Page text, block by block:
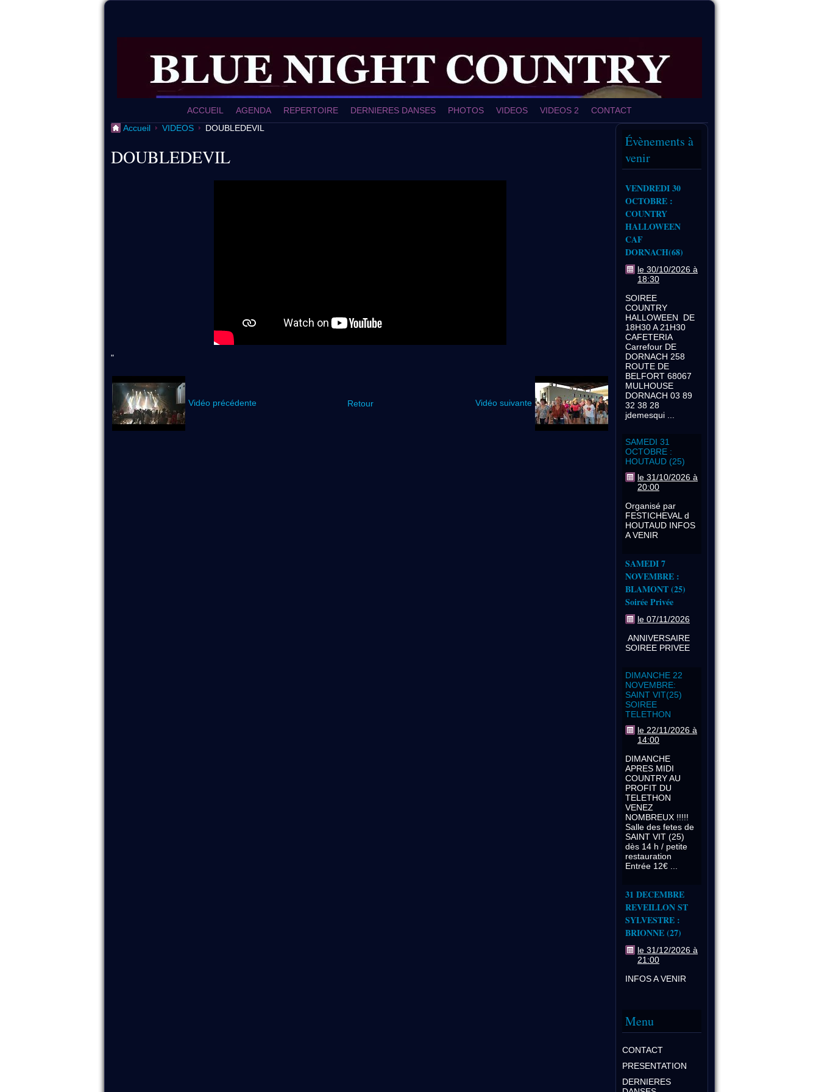
ACCUEIL AGENDA REPERTOIRE DERNIERES DANSES PHOTOS VIDEOS VIDEOS 2
CONTACT
Accueil
VIDEOS DOUBLEDEVIL
DOUBLEDEVIL
"
Vidéo précédente Retour Vidéo suivante
Évènements à
venir
VENDREDI 30
OCTOBRE :
COUNTRY
HALLOWEEN
CAF
DORNACH(68)
le 30/10/2026 à
18:30
SOIREE
COUNTRY
HALLOWEEN DE
18H30 A 21H30
CAFETERIA
Carrefour DE
DORNACH 258
ROUTE DE
BELFORT 68067
MULHOUSE
DORNACH 03 89
32 38 28
jdemesqui ...
SAMEDI 31
OCTOBRE :
HOUTAUD (25)
le 31/10/2026 à
20:00
Organisé par
FESTICHEVAL d
HOUTAUD INFOS
A VENIR
SAMEDI 7
NOVEMBRE :
BLAMONT (25)
Soirée Privée
le 07/11/2026
ANNIVERSAIRE
SOIREE PRIVEE
DIMANCHE 22
NOVEMBRE:
SAINT VIT(25)
SOIREE
TELETHON
le 22/11/2026 à
14:00
DIMANCHE
APRES MIDI
COUNTRY AU
PROFIT DU
TELETHON
VENEZ
NOMBREUX !!!!!
Salle des fetes de
SAINT VIT (25)
dès 14 h / petite
restauration
Entrée 12€ ...
31 DECEMBRE
REVEILLON ST
SYLVESTRE :
BRIONNE (27)
le 31/12/2026 à
21:00
INFOS A VENIR
Menu
CONTACT
PRESENTATION
DERNIERES